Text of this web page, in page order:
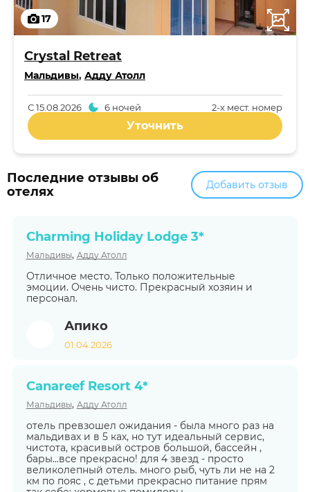
17
Crystal Retreat
Мальдивы, Адду Атолл
2-x мест. номер
С15.08.2026 6 ночей
Уточнить
Последние отзывы об
отелях
Добавить отзыв
Charming Holiday Lodge 3*
Мальдивы, Адду Атолл
Отличное место. Только положительные
эмоции. Очень чисто. Прекрасный хозяин и
персонал.
Апико
01.04.2026
Canareef Resort 4*
Мальдивы, Адду Атолл
отель превзошел ожидания - была много раз на
мальдивах и в 5 ках, но тут идеальный сервис,
чистота, красивый остров большой, бассейн ,
бары...все прекрасно! для 4 звезд - просто
великолепный отель. много рыб, чуть ли не на 2
км по пояс , с детьми прекрасно питание прям